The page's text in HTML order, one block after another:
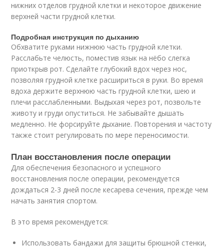
нижних отделов грудной клетки и некоторое движение
верхней части грудной клетки.
Подробная инструкция по дыханию
Обхватите руками нижнюю часть грудной клетки.
Расслабьте челюсть, поместив язык на нёбо слегка
приоткрыв рот. Сделайте глубокий вдох через нос,
позволяя грудной клетке расшириться в руки. Во время
вдоха держите верхнюю часть грудной клетки, шею и
плечи расслабленными. Выдыхая через рот, позвольте
животу и груди опуститься. Не забывайте дышать
медленно. Не форсируйте дыхание. Повторения и частоту
также стоит регулировать по мере переносимости.
План восстановления после операции
Для обеспечения безопасного и успешного
восстановления после операции, рекомендуется
дождаться 2-3 дней после кесарева сечения, прежде чем
начать занятия спортом.
В это время рекомендуется:
Использовать бандажи для защиты брюшной стенки,